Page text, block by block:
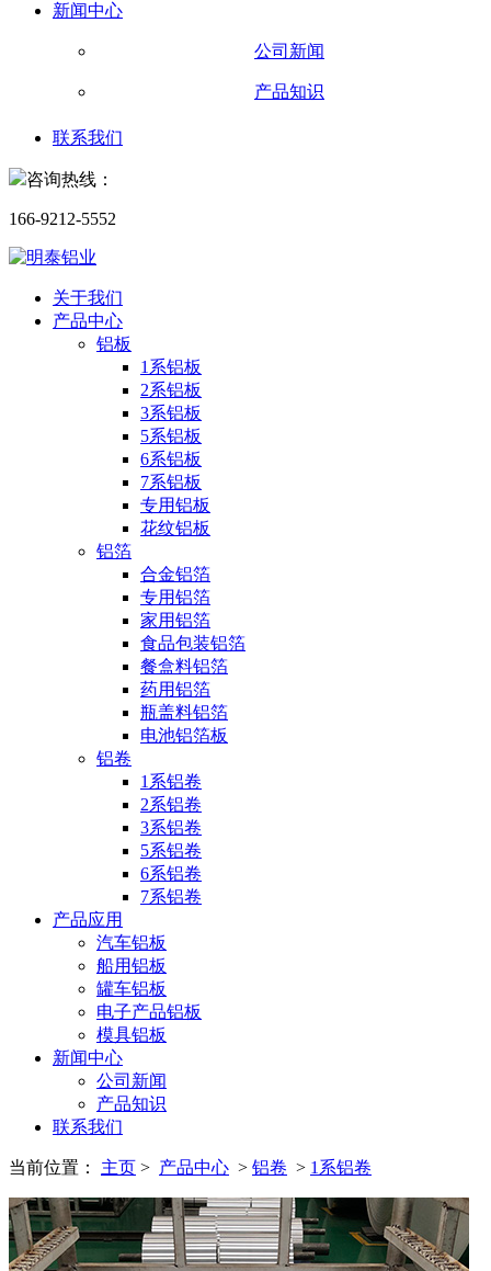
新闻中心
公司新闻
产品知识
联系我们
咨询热线：
166-9212-5552
关于我们
产品中心
铝板
1系铝板
2系铝板
3系铝板
5系铝板
6系铝板
7系铝板
专用铝板
花纹铝板
铝箔
合金铝箔
专用铝箔
家用铝箔
食品包装铝箔
餐盒料铝箔
药用铝箔
瓶盖料铝箔
电池铝箔板
铝卷
1系铝卷
2系铝卷
3系铝卷
5系铝卷
6系铝卷
7系铝卷
产品应用
汽车铝板
船用铝板
罐车铝板
电子产品铝板
模具铝板
新闻中心
公司新闻
产品知识
联系我们
当前位置： 主页 > 产品中心 > 铝卷 > 1系铝卷